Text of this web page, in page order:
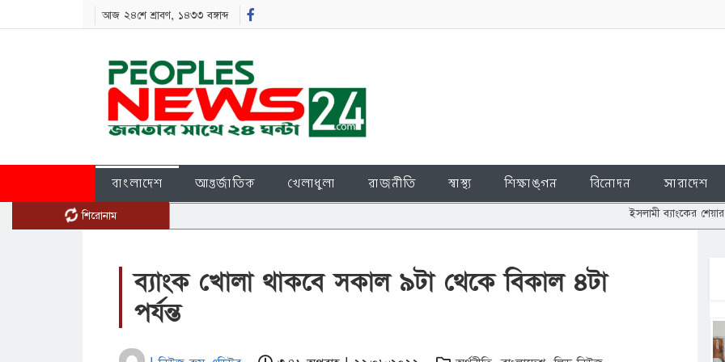
আজ ২৪শে শ্রাবণ, ১৪৩৩ বঙ্গাব্দ
বাংলাদেশ আন্তর্জাতিক খেলাধুলা রাজনীতি স্বাস্থ্য শিক্ষাঙ্গন বিনোদন সারাদেশ
শিরোনাম ইসলামী ব্যাংকের শেয়ার জালিয়াতি:
ব্যাংক খোলা থাকবে সকাল ৯টা থেকে বিকাল ৪টা
পর্যন্ত